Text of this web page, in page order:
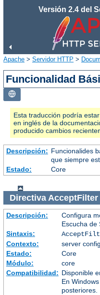
Versión 2.4 del
Apache > Servidor HTTP >
Funcionalidad
Esta traducción podría
en inglés de la
producido cambios
Descripción: Funcionalides
que siempre
Estado:
Core
Directiva AcceptFilter
Descripción:
Configura
Escucha de
Sintaxis:
Contexto:
server config
Estado:
Core
Módulo:
core
Compatibilidad: Disponible
En
posteriores.